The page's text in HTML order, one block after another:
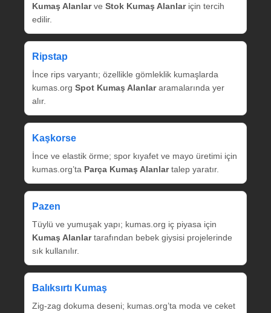
Kumaş Alanlarve Stok Kumaş Alanlariçin tercih
edilir.
Ripstap
İnce rips varyantı; özellikle gömleklik kumaşlarda
kumas.org Spot Kumaş Alanlararamalarında yer
alır.
Kaşkorse
İnce ve elastik örme; spor kıyafet ve mayo üretimi için
kumas.org’ta Parça Kumaş Alanlartalep yaratır.
Pazen
Tüylü ve yumuşak yapı; kumas.org iç piyasa için
Kumaş Alanlartarafından bebek giysisi projelerinde
sık kullanılır.
Balıksırtı Kumaş
Zig‑zag dokuma deseni; kumas.org’ta moda ve ceket